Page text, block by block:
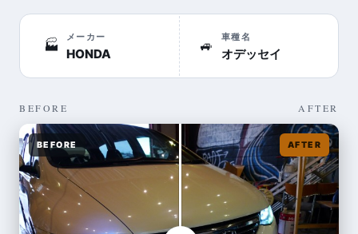
🏭
メーカー
HONDA
🚙
車種名
オデッセイ
BEFORE AFTER
BEFORE AFTER